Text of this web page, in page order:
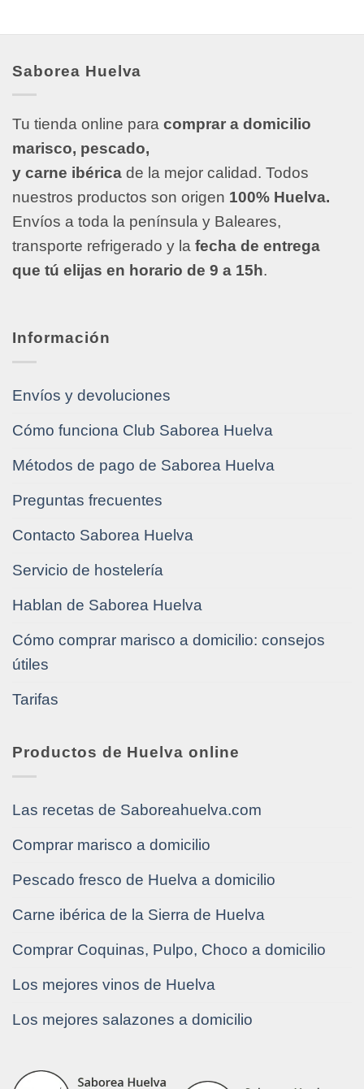
Saborea Huelva
Tu tienda online para comprar a domicilio
marisco, pescado,
y carne ibérica de la mejor calidad. Todos
nuestros productos son origen 100% Huelva.
Envíos a toda la península y Baleares,
transporte refrigerado y la fecha de entrega
que tú elijas en horario de 9 a 15h.
Información
Envíos y devoluciones
Cómo funciona Club Saborea Huelva
Métodos de pago de Saborea Huelva
Preguntas frecuentes
Contacto Saborea Huelva
Servicio de hostelería
Hablan de Saborea Huelva
Cómo comprar marisco a domicilio: consejos
útiles
Tarifas
Productos de Huelva online
Las recetas de Saboreahuelva.com
Comprar marisco a domicilio
Pescado fresco de Huelva a domicilio
Carne ibérica de la Sierra de Huelva
Comprar Coquinas, Pulpo, Choco a domicilio
Los mejores vinos de Huelva
Los mejores salazones a domicilio